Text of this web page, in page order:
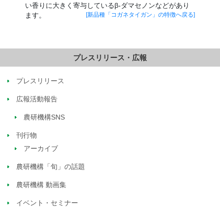
い香りに大きく寄与しているβ‐ダマセノンなどがあり
ます。
[新品種「コガネタイガン」の特徴へ戻る]
プレスリリース・広報
プレスリリース
広報活動報告
農研機構SNS
刊行物
アーカイブ
農研機構「旬」の話題
農研機構 動画集
イベント・セミナー